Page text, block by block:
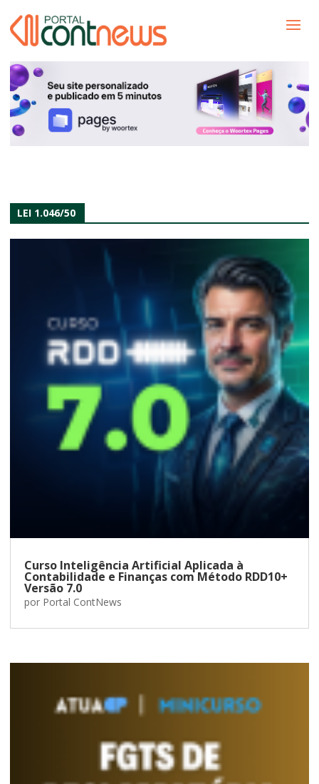
LEI 1.046/50
Curso Inteligência Artificial Aplicada à
Contabilidade e Finanças com Método RDD10+
Versão 7.0
por Portal ContNews